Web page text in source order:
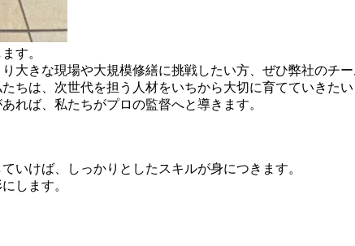
す。
大きな現場や大規模修繕に挑戦したい方、ぜひ弊社のチ
ちは、次世代を担う人材をいちから大切に育てていきたい
れば、私たちがプロの監督へと導きます。
いけば、しっかりとしたスキルが身につきます。
します。